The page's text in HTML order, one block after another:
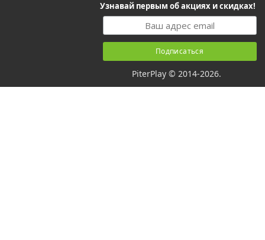
Узнавай первым об акциях и скидках!
PiterPlay © 2014-2026.